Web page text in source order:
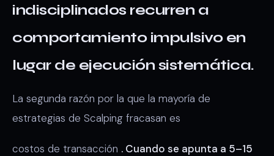
indisciplinados recurren a
comportamiento impulsivo en
lugar de ejecución sistemática.
La segunda razón por la que la mayoría de
estrategias de Scalping fracasan es
costos de transacción . Cuando se apunta a 5–15